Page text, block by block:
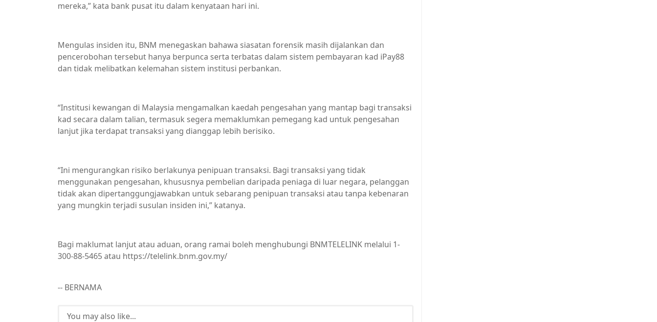
mereka,” kata bank pusat itu dalam kenyataan hari ini.
Mengulas insiden itu, BNM menegaskan bahawa siasatan forensik masih dijalankan dan
pencerobohan tersebut hanya berpunca serta terbatas dalam sistem pembayaran kad iPay88
dan tidak melibatkan kelemahan sistem institusi perbankan.
“Institusi kewangan di Malaysia mengamalkan kaedah pengesahan yang mantap bagi transaksi
kad secara dalam talian, termasuk segera memaklumkan pemegang kad untuk pengesahan
lanjut jika terdapat transaksi yang dianggap lebih berisiko.
“Ini mengurangkan risiko berlakunya penipuan transaksi. Bagi transaksi yang tidak
menggunakan pengesahan, khususnya pembelian daripada peniaga di luar negara, pelanggan
tidak akan dipertanggungjawabkan untuk sebarang penipuan transaksi atau tanpa kebenaran
yang mungkin terjadi susulan insiden ini,” katanya.
Bagi maklumat lanjut atau aduan, orang ramai boleh menghubungi BNMTELELINK melalui 1-
300-88-5465 atau https://telelink.bnm.gov.my/
-- BERNAMA
You may also like...